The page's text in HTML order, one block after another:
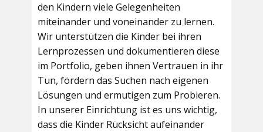
den Kindern viele Gelegenheiten
miteinander und voneinander zu lernen.
Wir unterstützen die Kinder bei ihren
Lernprozessen und dokumentieren diese
im Portfolio, geben ihnen Vertrauen in ihr
Tun, fördern das Suchen nach eigenen
Lösungen und ermutigen zum Probieren.
In unserer Einrichtung ist es uns wichtig,
dass die Kinder Rücksicht aufeinander